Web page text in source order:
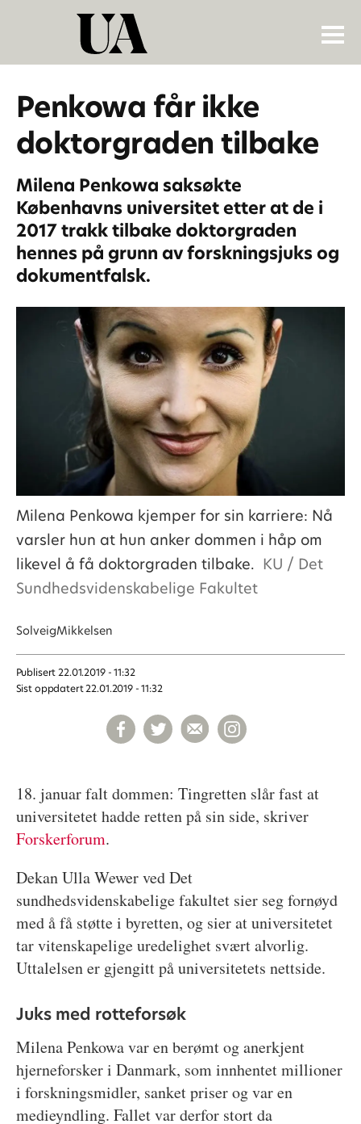
Penkowa får ikke
doktorgraden tilbake
Milena Penkowa saksøkte
Københavns universitet etter at de i
2017 trakk tilbake doktorgraden
hennes på grunn av forskningsjuks og
dokumentfalsk.
Milena Penkowa kjemper for sin karriere: Nå
varsler hun at hun anker dommen i håp om
likevel å få doktorgraden tilbake. KU / Det
Sundhedsvidenskabelige Fakultet
SolveigMikkelsen
Publisert 22.01.2019 - 11:32
Sist oppdatert 22.01.2019 - 11:32
18. januar falt dommen: Tingretten slår fast at
universitetet hadde retten på sin side, skriver
Forskerforum.
Dekan Ulla Wewer ved Det
sundhedsvidenskabelige fakultet sier seg fornøyd
med å få støtte i byretten, og sier at universitetet
tar vitenskapelige uredelighet svært alvorlig.
Uttalelsen er gjengitt på universitetets nettside.
Juks med rotteforsøk
Milena Penkowa var en berømt og anerkjent
hjerneforsker i Danmark, som innhentet millioner
i forskningsmidler, sanket priser og var en
medieyndling. Fallet var derfor stort da